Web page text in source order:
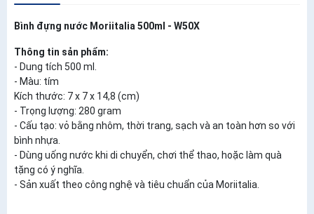
Bình đựng nước Moriitalia 500ml - W50X
Thông tin sản phẩm:
- Dung tích 500 ml.
- Màu: tím
Kích thước: 7 x 7 x 14,8 (cm)
- Trọng lượng: 280 gram
- Cấu tạo: vỏ bằng nhôm, thời trang, sạch và an toàn hơn so với
bình nhựa.
- Dùng uống nước khi di chuyển, chơi thể thao, hoặc làm quà
tặng có ý nghĩa.
- Sản xuất theo công nghệ và tiêu chuẩn của Moriitalia.